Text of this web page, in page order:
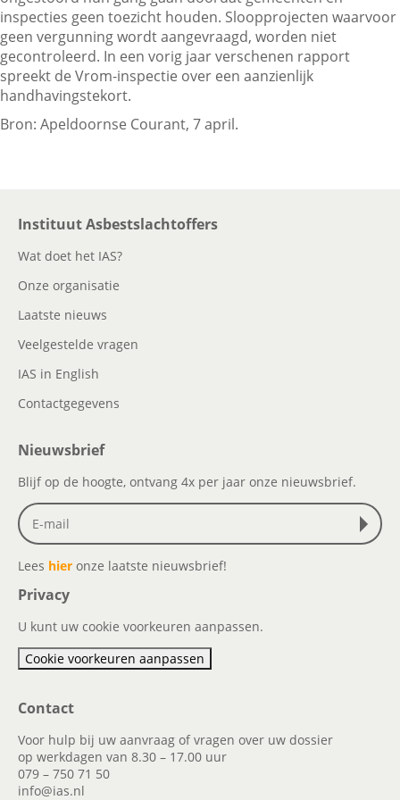
Contactgegevens
Zoeken
inspecties geen toezicht houden. Sloopprojecten waarvoor
geen vergunning wordt aangevraagd, worden niet
gecontroleerd. In een vorig jaar verschenen rapport
spreekt de Vrom-inspectie over een aanzienlijk
handhavingstekort.
Bron: Apeldoornse Courant, 7 april.
Instituut Asbestslachtoffers
Wat doet het IAS?
Onze organisatie
Laatste nieuws
Veelgestelde vragen
IAS in English
Contactgegevens
Nieuwsbrief
Blijf op de hoogte, ontvang 4x per jaar onze nieuwsbrief.
Lees hier onze laatste nieuwsbrief!
Privacy
U kunt uw cookie voorkeuren aanpassen.
Cookie voorkeuren aanpassen
Contact
Voor hulp bij uw aanvraag of vragen over uw dossier
op werkdagen van 8.30 – 17.00 uur
079 – 750 71 50
info@ias.nl